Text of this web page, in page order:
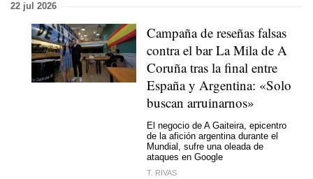
22 jul 2026
Campaña de reseñas falsas
contra el bar La Mila de A
Coruña tras la final entre
España y Argentina: «Solo
buscan arruinarnos»
El negocio de A Gaiteira, epicentro
de la afición argentina durante el
Mundial, sufre una oleada de
ataques en Google
T. RIVAS